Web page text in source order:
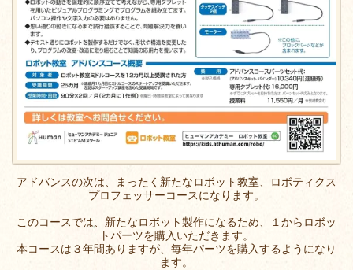
アドバンスの次は、まったく新たなロボット教室、ロボティクス
プロフェッサーコースになります。
このコースでは、新たなロボット製作になるため、１からロボッ
トパーツを購入いただきます。
本コースは３年間ありますが、毎年パーツを購入するようになり
ます。